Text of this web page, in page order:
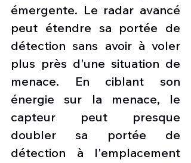
émergente. Le radar avancé
peut étendre sa portée de
détection sans avoir à voler
plus près d'une situation de
menace. En ciblant son
énergie sur la menace, le
capteur peut presque
doubler sa portée de
détection à l'emplacement